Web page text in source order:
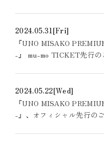
2024.05.31[Fri]
『UNO MISAKO
-』 mu-mo TICKET先行の
2024.05.22[Wed]
『UNO MISAKO
-』、オフィシャル先行の